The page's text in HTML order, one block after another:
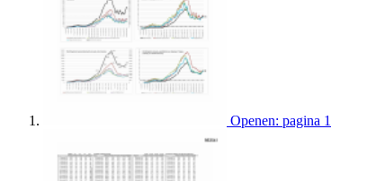
Openen: pagina 1